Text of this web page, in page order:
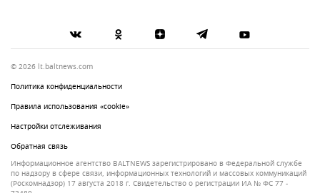
© 2026 lt.baltnews.com
Политика конфиденциальности
Правила использования «cookie»
Настройки отслеживания
Обратная связь
Информационное агентство BALTNEWS зарегистрировано в Федеральной службе
по надзору в сфере связи, информационных технологий и массовых коммуникаций
(Роскомнадзор) 17 августа 2018 г. Свидетельство о регистрации ИА № ФС 77 -